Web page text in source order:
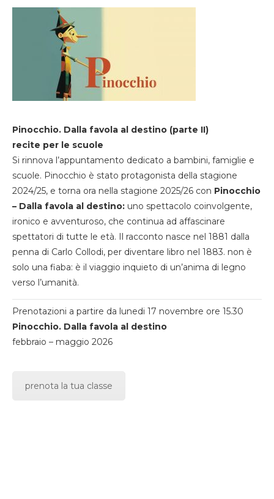
Pinocchio. Dalla favola al destino (parte II)
recite per le scuole
Si rinnova l’appuntamento dedicato a bambini, famiglie e
scuole. Pinocchio è stato protagonista della stagione
2024/25, e torna ora nella stagione 2025/26 con Pinocchio
– Dalla favola al destino: uno spettacolo coinvolgente,
ironico e avventuroso, che continua ad affascinare
spettatori di tutte le età. Il racconto nasce nel 1881 dalla
penna di Carlo Collodi, per diventare libro nel 1883. non è
solo una fiaba: è il viaggio inquieto di un’anima di legno
verso l’umanità.
Prenotazioni a partire da lunedi 17 novembre ore 15.30
Pinocchio. Dalla favola al destino
febbraio – maggio 2026
prenota la tua classe